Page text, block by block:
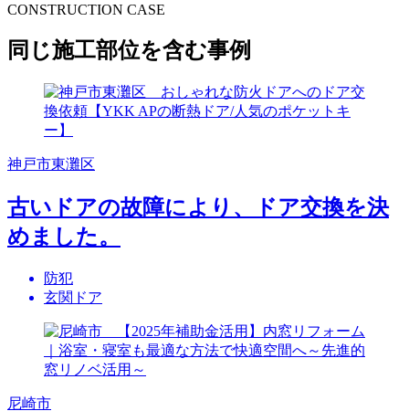
CONSTRUCTION CASE
同じ施工部位を含む事例
神戸市東灘区
古いドアの故障により、ドア交換を決
めました。
防犯
玄関ドア
尼崎市